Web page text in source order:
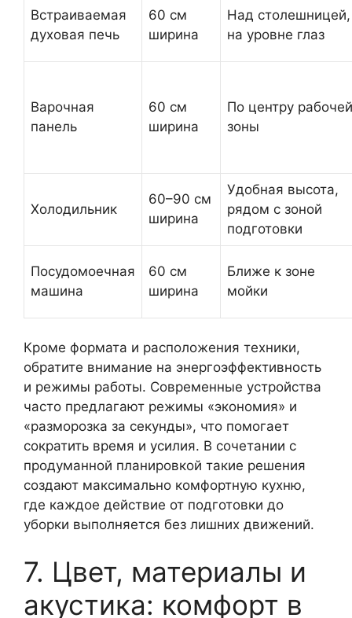
Встраиваемая
духовая печь
60 см
ширина
Над столешницей,
на уровне глаз
Варочная
панель
60 см
ширина
По центру рабочей
зоны
Холодильник
60–90 см
ширина
Удобная высота,
рядом с зоной
подготовки
Посудомоечная
машина
60 см
ширина
Ближе к зоне
мойки
Кроме формата и расположения техники,
обратите внимание на энергоэффективность
и режимы работы. Современные устройства
часто предлагают режимы «экономия» и
«разморозка за секунды», что помогает
сократить время и усилия. В сочетании с
продуманной планировкой такие решения
создают максимально комфортную кухню,
где каждое действие от подготовки до
уборки выполняется без лишних движений.
7. Цвет, материалы и
акустика: комфорт в